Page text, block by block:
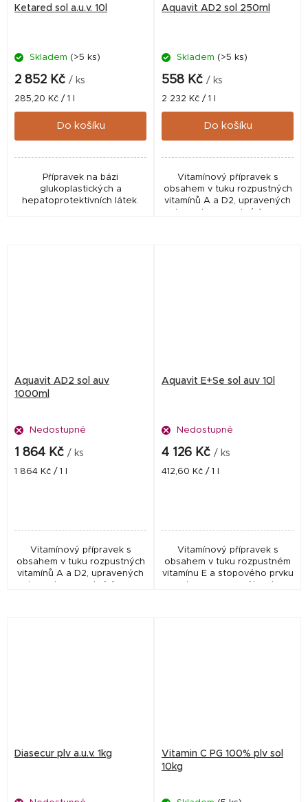
Ketared sol a.u.v. 10l
Skladem (>5 ks)
2 852 Kč / ks
Měrná
cena:
285,20 Kč / 1 l
Do košíku
Přípravek na bázi
glukoplastických a
hepatoprotektivních látek.
Aquavit AD2 sol 250ml
Skladem (>5 ks)
558 Kč / ks
Měrná
cena:
2 232 Kč / 1 l
Do košíku
Vitamínový přípravek s
obsahem v tuku rozpustných
vitamínů A a D2, upravených
do vodorozpustné formy.
Aquavit AD2 sol auv
1000ml
Nedostupné
1 864 Kč / ks
Měrná
1 864 Kč / 1 l
Vitamínový přípravek s
obsahem v tuku rozpustných
vitamínů A a D2, upravených
Aquavit E+Se sol auv 10l
Nedostupné
4 126 Kč / ks
Měrná
412,60 Kč / 1 l
Vitamínový přípravek s
obsahem v tuku rozpustném
vitamínu E a stopového prvku
Diasecur plv a.u.v. 1kg
Vitamin C PG 100% plv sol
10kg